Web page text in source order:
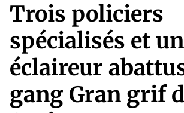
Trois policiers
spécialisés et un
éclaireur
gang Gran grif